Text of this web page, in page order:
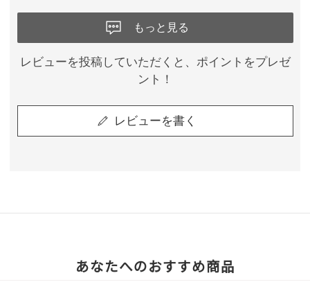
もっと見る
レビューを投稿していただくと、ポイントをプレゼ
ント！
レビューを書く
あなたへのおすすめ商品